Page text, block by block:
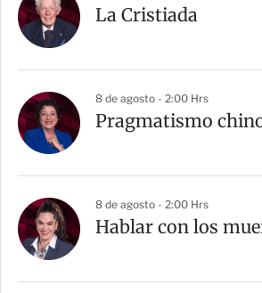
La Cristiada
8 de agosto - 2:00 Hrs
Pragmatismo
8 de agosto - 2:00 Hrs
Hablar con los